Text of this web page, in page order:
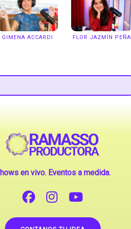
GIMENA ACCARDI FLOR JAZMÍN PEÑA
en vivo. Eventos a medida.